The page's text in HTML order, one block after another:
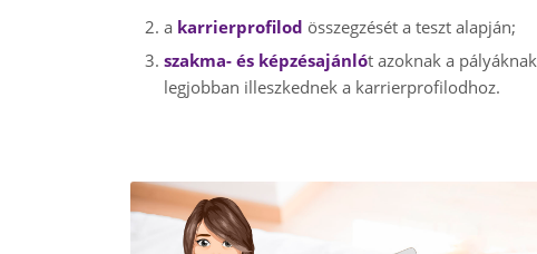
a karrierprofilod összegzését a teszt alapján;
szakma- és képzésajánlót azoknak a
legjobban illeszkednek a karrierprofilodhoz.